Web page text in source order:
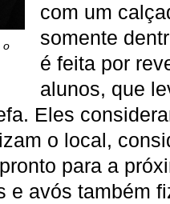
o
com um
somente
é feita por
alunos, que
Eles
o local,
para a
e avós também